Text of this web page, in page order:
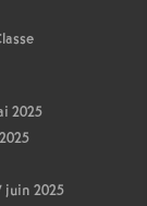
2025
juin 2025